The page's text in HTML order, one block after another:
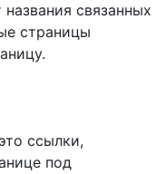
связанных
страницы
ссылки,
под